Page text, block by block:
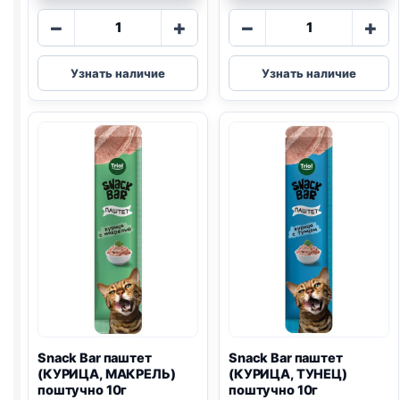
−
Количество
Snack
Bar
крем-
лак.
(КУРИЦА,
КРЕВЕТКИ)
поштучно
10г
+
Узнать наличие
−
Количество
Snack
Bar
крем-
лак.
(КУРИЦА,
МАКРЕЛЬ)
поштучно
10г
+
Узнать наличие
Snack Bar паштет
(КУРИЦА, МАКРЕЛЬ)
поштучно 10г
Snack Bar паштет
(КУРИЦА, ТУНЕЦ)
поштучно 10г